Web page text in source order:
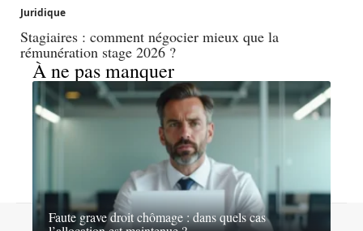
Juridique
Stagiaires : comment négocier mieux que la
rémunération stage 2026 ?
À ne pas manquer
Faute grave droit chômage : dans quels cas
Contact Mentions légales Sitemap